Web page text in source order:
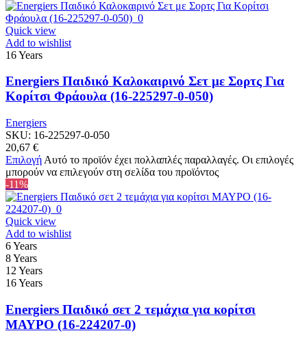
Quick view
Add to wishlist
16 Years
Energiers Παιδικό Καλοκαιρινό Σετ με Σορτς Για
Κορίτσι Φράουλα (16-225297-0-050)
Energiers
SKU: 16-225297-0-050
20,67 €
Επιλογή Αυτό το προϊόν έχει πολλαπλές παραλλαγές. Οι επιλογές
μπορούν να επιλεγούν στη σελίδα του προϊόντος
-11%
Quick view
Add to wishlist
6 Years
8 Years
12 Years
16 Years
Energiers Παιδικό σετ 2 τεμάχια για κορίτσι
ΜΑΥΡΟ (16-224207-0)